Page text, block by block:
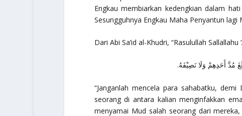
Engkau membiarkan kedengkian dalam
Sesungguhnya Engkau Maha Penyantun lagi
Dari Abi Sa’id al-Khudri, “Rasulullah
مُدَّ أَحَدِهِمْ وَلَا نَصِيْفَهُ.
“Janganlah mencela para sahabatku,
seorang di antara kalian menginfakkan
menyamai Mud salah seorang dari